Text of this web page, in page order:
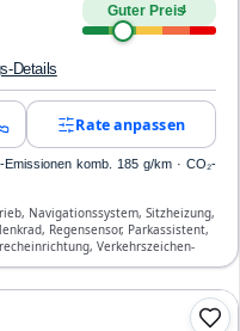
Guter Preis4
Details
Rate anpassen
komb. 185 g/km · CO₂-
Navigationssystem, Sitzheizung,
Regensensor, Parkassistent,
Verkehrszeichen-
Airbags